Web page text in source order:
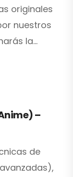
originales
nuestros
la…
–
de